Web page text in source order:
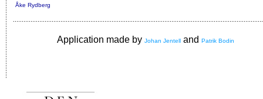
Åke Rydberg
Application made by Johan Jentell and Patrik Bodin